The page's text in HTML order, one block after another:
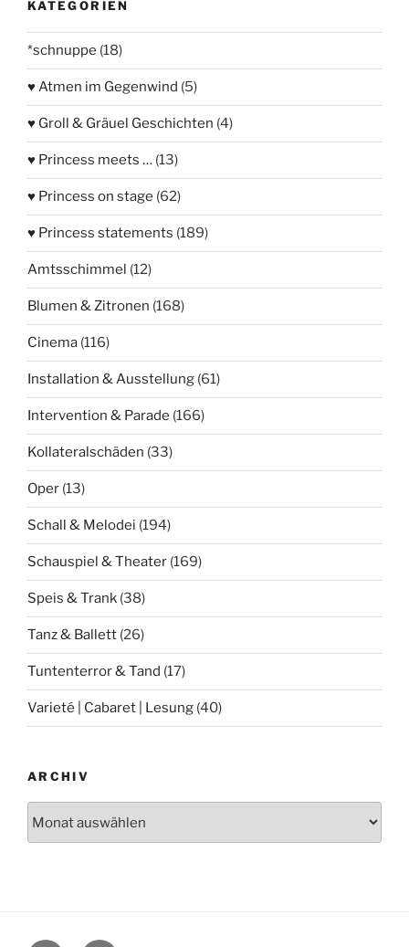
KATEGORIEN
*schnuppe (18)
♥ Atmen im Gegenwind (5)
♥ Groll & Gräuel Geschichten (4)
♥ Princess meets … (13)
♥ Princess on stage (62)
♥ Princess statements (189)
Amtsschimmel (12)
Blumen & Zitronen (168)
Cinema (116)
Installation & Ausstellung (61)
Intervention & Parade (166)
Kollateralschäden (33)
Oper (13)
Schall & Melodei (194)
Schauspiel & Theater (169)
Speis & Trank (38)
Tanz & Ballett (26)
Tuntenterror & Tand (17)
Varieté | Cabaret | Lesung (40)
ARCHIV